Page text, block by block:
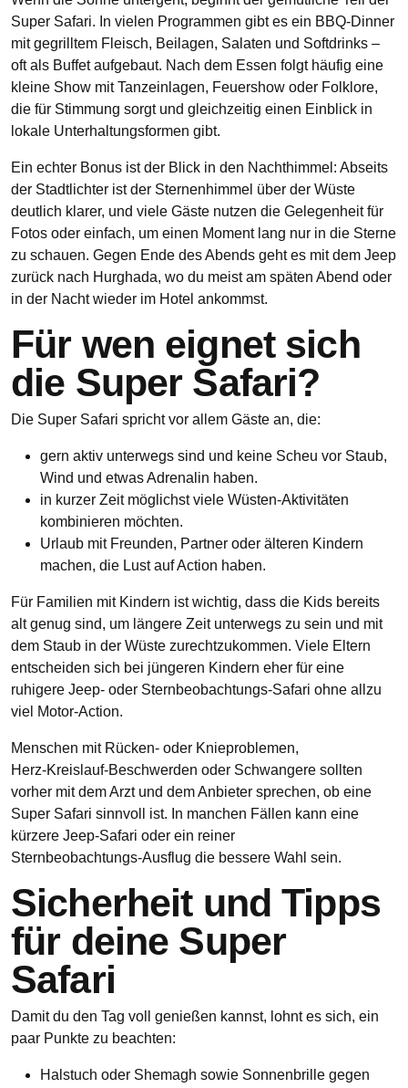
Super Safari. In vielen Programmen gibt es ein BBQ‑Dinner
mit gegrilltem Fleisch, Beilagen, Salaten und Softdrinks –
oft als Buffet aufgebaut. Nach dem Essen folgt häufig eine
kleine Show mit Tanzeinlagen, Feuershow oder Folklore,
die für Stimmung sorgt und gleichzeitig einen Einblick in
lokale Unterhaltungsformen gibt.
Ein echter Bonus ist der Blick in den Nachthimmel: Abseits
der Stadtlichter ist der Sternenhimmel über der Wüste
deutlich klarer, und viele Gäste nutzen die Gelegenheit für
Fotos oder einfach, um einen Moment lang nur in die Sterne
zu schauen. Gegen Ende des Abends geht es mit dem Jeep
zurück nach Hurghada, wo du meist am späten Abend oder
in der Nacht wieder im Hotel ankommst.
Für wen eignet sich
die Super Safari?
Die Super Safari spricht vor allem Gäste an, die:
gern aktiv unterwegs sind und keine Scheu vor Staub,
Wind und etwas Adrenalin haben.
in kurzer Zeit möglichst viele Wüsten‑Aktivitäten
kombinieren möchten.​
Urlaub mit Freunden, Partner oder älteren Kindern
machen, die Lust auf Action haben.​
Für Familien mit Kindern ist wichtig, dass die Kids bereits
alt genug sind, um längere Zeit unterwegs zu sein und mit
dem Staub in der Wüste zurechtzukommen. Viele Eltern
entscheiden sich bei jüngeren Kindern eher für eine
ruhigere Jeep‑ oder Sternbeobachtungs‑Safari ohne allzu
viel Motor‑Action.
Menschen mit Rücken‑ oder Knieproblemen,
Herz‑Kreislauf‑Beschwerden oder Schwangere sollten
vorher mit dem Arzt und dem Anbieter sprechen, ob eine
Super Safari sinnvoll ist. In manchen Fällen kann eine
kürzere Jeep‑Safari oder ein reiner
Sternbeobachtungs‑Ausflug die bessere Wahl sein.
Sicherheit und Tipps
für deine Super
Safari
Damit du den Tag voll genießen kannst, lohnt es sich, ein
paar Punkte zu beachten:
Halstuch oder Shemagh sowie Sonnenbrille gegen